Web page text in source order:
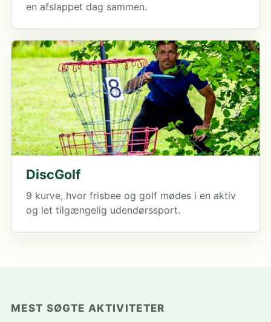
en afslappet dag sammen.
DiscGolf
9 kurve, hvor frisbee og golf mødes i en aktiv
og let tilgængelig udendørssport.
MEST SØGTE AKTIVITETER